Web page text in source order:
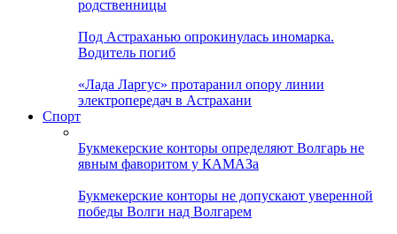
родственницы
Под Астраханью опрокинулась иномарка.
Водитель погиб
«Лада Ларгус» протаранил опору линии
электропередач в Астрахани
Спорт
Букмекерские конторы определяют Волгарь не
явным фаворитом у КАМАЗа
Букмекерские конторы не допускают уверенной
победы Волги над Волгарем